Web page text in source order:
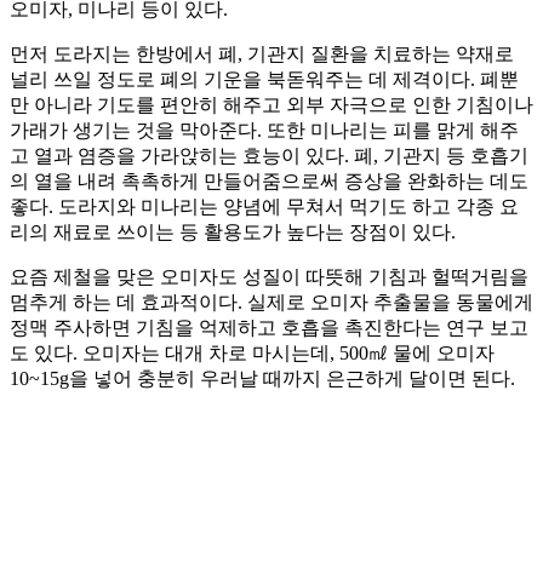
오미자, 미나리 등이 있다.
먼저 도라지는 한방에서 폐, 기관지 질환을 치료하는 약재로
널리 쓰일 정도로 폐의 기운을 북돋워주는 데 제격이다. 폐뿐
만 아니라 기도를 편안히 해주고 외부 자극으로 인한 기침이나
가래가 생기는 것을 막아준다. 또한 미나리는 피를 맑게 해주
고 열과 염증을 가라앉히는 효능이 있다. 폐, 기관지 등 호흡기
의 열을 내려 촉촉하게 만들어줌으로써 증상을 완화하는 데도
좋다. 도라지와 미나리는 양념에 무쳐서 먹기도 하고 각종 요
리의 재료로 쓰이는 등 활용도가 높다는 장점이 있다.
요즘 제철을 맞은 오미자도 성질이 따뜻해 기침과 헐떡거림을
멈추게 하는 데 효과적이다. 실제로 오미자 추출물을 동물에게
정맥 주사하면 기침을 억제하고 호흡을 촉진한다는 연구 보고
도 있다. 오미자는 대개 차로 마시는데, 500㎖ 물에 오미자
10~15g을 넣어 충분히 우러날 때까지 은근하게 달이면 된다.